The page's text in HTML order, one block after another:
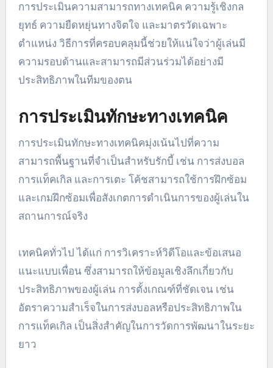
การประเมินความสามารถทางเทคนิค ความรู้เชิงกล
ยุทธ์ ความยืดหยุ่นทางจิตใจ และมาตรวัดเฉพาะ
ตำแหน่ง วิธีการที่ครอบคลุมนี้ช่วยให้แน่ใจว่าผู้เล่นมี
ความรอบด้านและสามารถมีส่วนร่วมได้อย่างมี
ประสิทธิภาพในทีมของตน
การประเมินทักษะทางเทคนิค
การประเมินทักษะทางเทคนิคมุ่งเน้นไปที่ความ
สามารถพื้นฐานที่จำเป็นสำหรับรักบี้ เช่น การส่งบอล
การแท็คเกิล และการเตะ โค้ชสามารถใช้การฝึกซ้อม
และเกมฝึกซ้อมเพื่อสังเกตการดำเนินการของผู้เล่นใน
สถานการณ์จริง
เทคนิคทั่วไป ได้แก่ การวิเคราะห์วิดีโอและข้อเสนอ
แนะแบบเพื่อน ซึ่งสามารถให้ข้อมูลเชิงลึกเกี่ยวกับ
ประสิทธิภาพของผู้เล่น การตั้งเกณฑ์ที่ชัดเจน เช่น
อัตราความสำเร็จในการส่งบอลหรือประสิทธิภาพใน
การแท็คเกิล เป็นสิ่งสำคัญในการวัดการพัฒนาในระยะ
ยาว